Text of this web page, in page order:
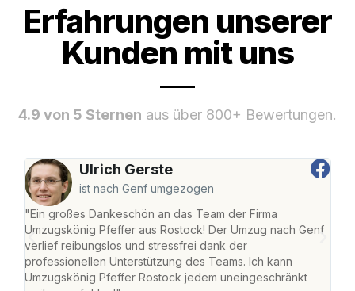
Erfahrungen unserer
Kunden mit uns
4.9 von 5 Sternen aus über 800+ Bewertungen.
Ulrich Gerste
ist nach Genf umgezogen
"Ein großes Dankeschön an das Team der Firma
Umzugskönig Pfeffer aus Rostock! Der Umzug nach Genf
verlief reibungslos und stressfrei dank der
professionellen Unterstützung des Teams. Ich kann
Umzugskönig Pfeffer Rostock jedem uneingeschränkt